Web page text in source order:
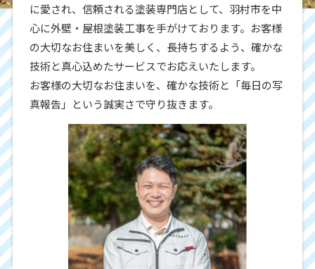
に愛され、信頼される塗装専門店として、羽村市を中
心に外壁・屋根塗装工事を手がけております。お客様
の大切なお住まいを美しく、長持ちするよう、確かな
技術と真心込めたサービスでお応えいたします。
お客様の大切なお住まいを、確かな技術と「毎日の写
真報告」という誠実さで守り抜きます。